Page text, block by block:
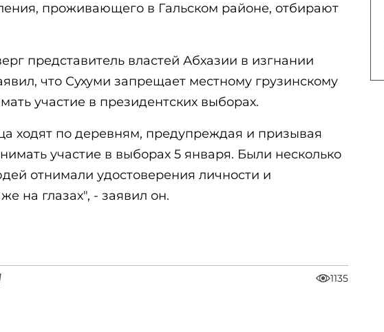
проживающего в Гальском районе, отбирают
представитель властей Абхазии в изгнании
что Сухуми запрещает местному грузинскому
участие в президентских выборах.
ходят по деревням, предупреждая и призывая
участие в выборах 5 января. Были несколько
отнимали удостоверения личности и
на глазах", - заявил он.
1135